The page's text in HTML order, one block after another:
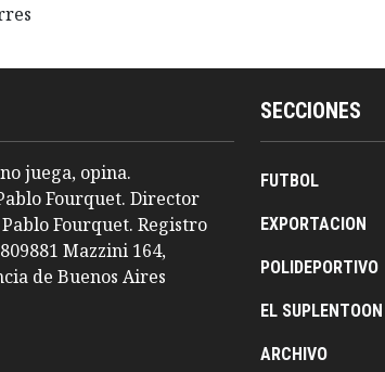
juega, opina.
Fourquet. Director
Fourquet. Registro
Mazzini 164,
de Buenos Aires
SECCIONES
FUTBOL
EXPORTACION
POLIDEPORTIVO
EL SUPLENTOON
ARCHIVO